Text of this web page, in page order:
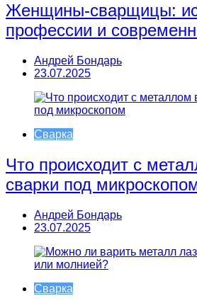
Женщины-сварщицы:
профессии и
Андрей Бондарь
23.07.2025
Сварка
Что происходит с
сварки под
Андрей Бондарь
23.07.2025
Сварка